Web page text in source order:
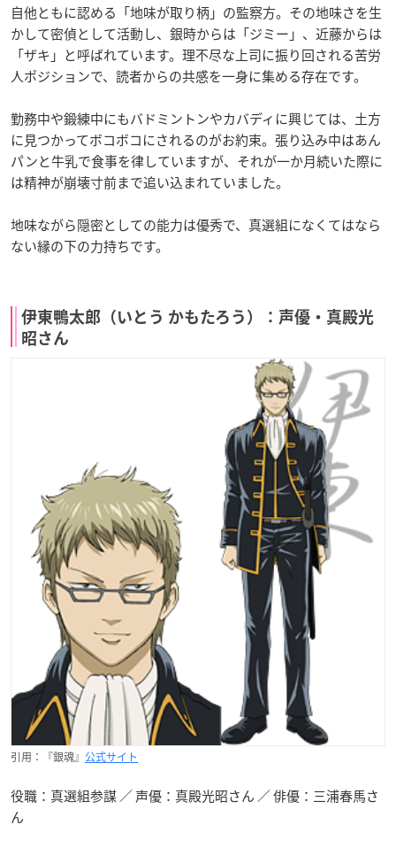
自他ともに認める「地味が取り柄」の監察方。その地味さを生
かして密偵として活動し、銀時からは「ジミー」、近藤からは
「ザキ」と呼ばれています。理不尽な上司に振り回される苦労
人ポジションで、読者からの共感を一身に集める存在です。
勤務中や鍛練中にもバドミントンやカバディに興じては、土方
に見つかってボコボコにされるのがお約束。張り込み中はあん
パンと牛乳で食事を律していますが、それが一か月続いた際に
は精神が崩壊寸前まで追い込まれていました。
地味ながら隠密としての能力は優秀で、真選組になくてはなら
ない縁の下の力持ちです。
伊東鴨太郎（いとう かもたろう）：声優・真殿光
昭さん
引用：『銀魂』 公式サイト
役職：真選組参謀 ／ 声優：真殿光昭さん ／ 俳優：三浦春馬さ
ん